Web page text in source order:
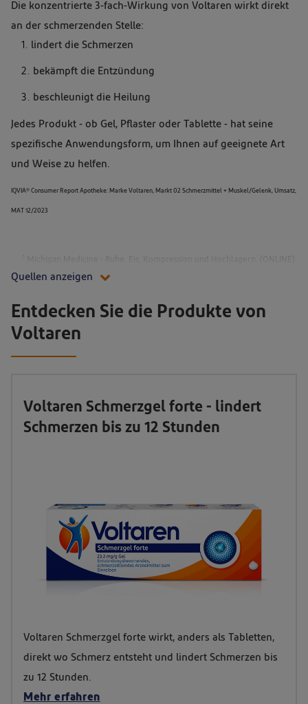
Die konzentrierte 3-fach-Wirkung von Voltaren wirkt direkt
an der schmerzenden Stelle:
lindert die Schmerzen
bekämpft die Entzündung
beschleunigt die Heilung
Jedes Produkt - ob Gel, Pflaster oder Tablette - hat seine
spezifische Anwendungsform, um Ihnen auf geeignete Art
und Weise zu helfen.
IQVIA® Consumer Report Apotheke: Marke Voltaren, Markt 02 Schmerzmittel + Muskel/Gelenk, Umsatz,
MAT 12/2023
Verfügbar unter:https://www.uofmhealth.org/health-
Quellen anzeigen
Entdecken Sie die Produkte von
Voltaren
Voltaren Schmerzgel forte - lindert
Schmerzen bis zu 12 Stunden
Packungsabbildung
Voltaren Schmerzgel forte wirkt, anders als Tabletten,
direkt wo Schmerz entsteht und lindert Schmerzen bis
zu 12 Stunden.
Mehr erfahren